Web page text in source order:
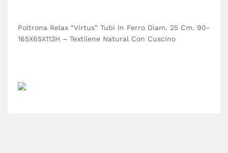
Poltrona Relax “Virtus” Tubi In Ferro Diam. 25 Cm. 90-
165X65X113H – Textilene Natural Con Cuscino